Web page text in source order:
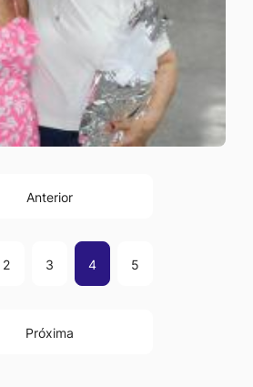
Anterior
2 3 4 5
Próxima